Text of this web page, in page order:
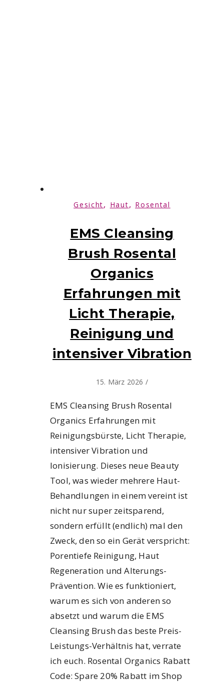
Gesicht, Haut, Rosental
EMS Cleansing
Brush Rosental
Organics
Erfahrungen mit
Licht Therapie,
Reinigung und
intensiver Vibration
15. März 2026 /
EMS Cleansing Brush Rosental
Organics Erfahrungen mit
Reinigungsbürste, Licht Therapie,
intensiver Vibration und
Ionisierung. Dieses neue Beauty
Tool, was wieder mehrere Haut-
Behandlungen in einem vereint ist
nicht nur super zeitsparend,
sondern erfüllt (endlich) mal den
Zweck, den so ein Gerät verspricht:
Porentiefe Reinigung, Haut
Regeneration und Alterungs-
Prävention. Wie es funktioniert,
warum es sich von anderen so
absetzt und warum die EMS
Cleansing Brush das beste Preis-
Leistungs-Verhältnis hat, verrate
ich euch. Rosental Organics Rabatt
Code: Spare 20% Rabatt im Shop